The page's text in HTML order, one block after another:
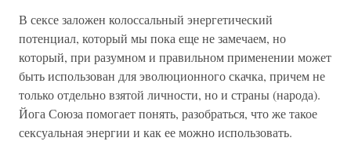
В сексе заложен колоссальный энергетический
потенциал, который мы пока еще не замечаем, но
который, при разумном и правильном применении может
быть использован для эволюционного скачка, причем не
только отдельно взятой личности, но и страны (народа).
Йога Союза помогает понять, разобраться, что же такое
сексуальная энергии и как ее можно использовать.